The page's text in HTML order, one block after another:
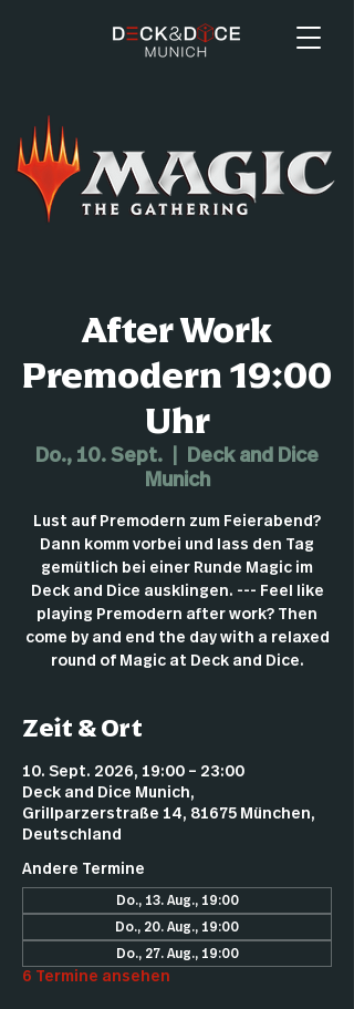
After Work
Premodern 19:00
Uhr
Do., 10. Sept.
Deck and Dice
Munich
Lust auf Premodern zum Feierabend?
Dann komm vorbei und lass den Tag
gemütlich bei einer Runde Magic im
Deck and Dice ausklingen. --- Feel like
playing Premodern after work? Then
come by and end the day with a relaxed
round of Magic at Deck and Dice.
Zeit & Ort
10. Sept. 2026, 19:00 – 23:00
Deck and Dice Munich,
Grillparzerstraße 14, 81675 München,
Deutschland
Andere Termine
Do., 13. Aug., 19:00
Do., 20. Aug., 19:00
Do., 27. Aug., 19:00
6 Termine ansehen